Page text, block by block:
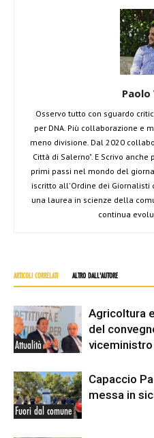
Paolo
Osservo tutto con sguardo
per DNA. Più collaborazione e
meno divisione. Dal 2020
Città di Salerno". E Scrivo
primi passi nel mondo del
iscritto all'Ordine dei Giornalisti
una laurea in scienze della
continua
ARTICOLI CORRELATI ALTRO DALL'AUTORE
Attualità
Agricoltura
del
Fuori dal comune
Capaccio
messa in